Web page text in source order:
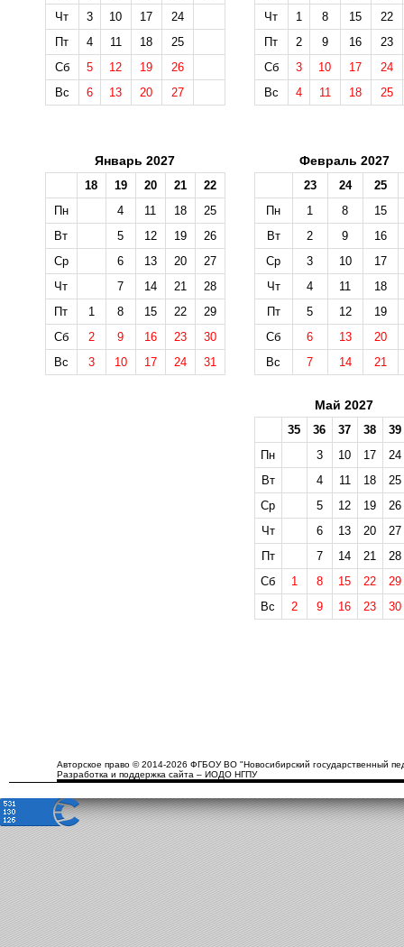
Чт
3 10 17
24
Пт
4 11 18
25
Сб
5 12 19
26
Вс
6 13 20 27
Чт
1 8 15
22
Пт
2 9 16
23
Сб
3 10 17
24
Вс
4 11 18 25
Январь 2027
18 19 20 21
22
Пн
4 11 18
25
Вт
5 12 19
26
Ср
6 13 20
27
Чт
7 14 21
28
Пт
1 8 15 22
29
Сб
2 9 16 23
30
Вс
3 10 17 24 31
Февраль 2027
23 24
25
Пн
1 8
15
Вт
2 9
16
Ср
3 10
17
Чт
4 11
18
Пт
5 12
19
Сб
6 13
20
Вс
7 14 21
Май 2027
35 36 37 38
39
Пн
3 10 17
24
Вт
4 11 18
25
Ср
5 12 19
26
Чт
6 13 20
27
Пт
7 14 21
28
Сб
1 8 15 22
29
Вс
2 9 16 23 30
Авторское право © 2014-2026 ФГБОУ ВО "Новосибирский государственный
Разработка и поддержка сайта – ИОДО НГПУ